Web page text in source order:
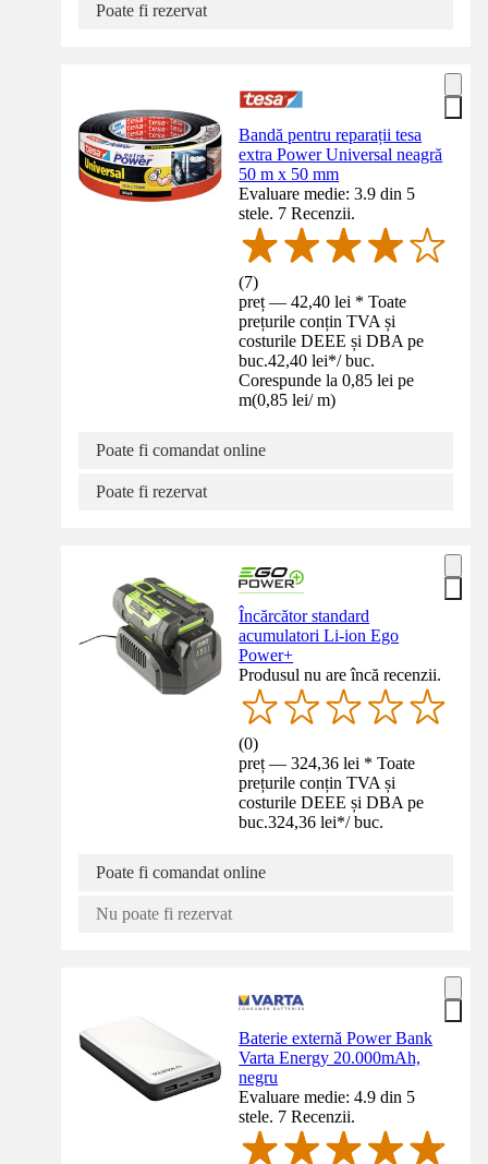
Poate fi rezervat
Bandă pentru reparații tesa
extra Power Universal neagră
50 m x 50 mm
Evaluare medie: 3.9 din 5
stele. 7 Recenzii.
(7)
preț — 42,40 lei * Toate
prețurile conțin TVA și
costurile DEEE și DBA pe
buc.42,40 lei*/ buc.
Corespunde la 0,85 lei pe
m(0,85 lei/ m)
Poate fi comandat online
Poate fi rezervat
Încărcător standard
acumulatori Li-ion Ego
Power+
Produsul nu are încă recenzii.
(0)
preț — 324,36 lei * Toate
prețurile conțin TVA și
costurile DEEE și DBA pe
buc.324,36 lei*/ buc.
Poate fi comandat online
Nu poate fi rezervat
Baterie externă Power Bank
Varta Energy 20.000mAh,
negru
Evaluare medie: 4.9 din 5
stele. 7 Recenzii.